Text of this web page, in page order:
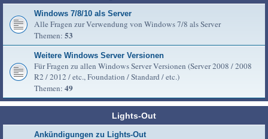
Windows 7/8/10 als Server
Alle Fragen zur Verwendung von Windows 7/8 als Server
Themen: 53
Weitere Windows Server Versionen
Für Fragen zu allen Windows Server Versionen (Server 2008 / 2008
R2 / 2012 / etc., Foundation / Standard / etc.)
Themen: 49
Lights-Out
Ankündigungen zu Lights-Out